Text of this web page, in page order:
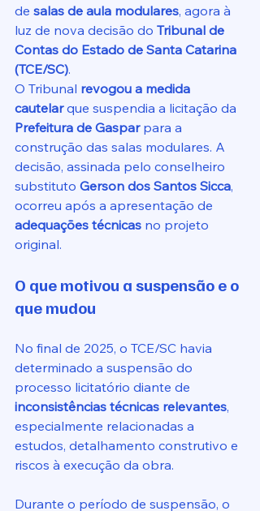
de salas de aula modulares, agora à
luz de nova decisão do Tribunal de
Contas do Estado de Santa Catarina
(TCE/SC).
O Tribunal revogou a medida
cautelar que suspendia a licitação da
Prefeitura de Gaspar para a
construção das salas modulares. A
decisão, assinada pelo conselheiro
substituto Gerson dos Santos Sicca,
ocorreu após a apresentação de
adequações técnicas no projeto
original.
O que motivou a suspensão e o
que mudou
No final de 2025, o TCE/SC havia
determinado a suspensão do
processo licitatório diante de
inconsistências técnicas relevantes,
especialmente relacionadas a
estudos, detalhamento construtivo e
riscos à execução da obra.
Durante o período de suspensão, o